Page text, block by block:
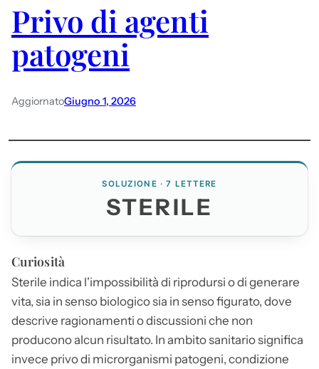
Privo di agenti
patogeni
AggiornatoGiugno 1, 2026
SOLUZIONE · 7 LETTERE
STERILE
Curiosità
Sterile indica l'impossibilità di riprodursi o di generare
vita, sia in senso biologico sia in senso figurato, dove
descrive ragionamenti o discussioni che non
producono alcun risultato. In ambito sanitario significa
invece privo di microrganismi patogeni, condizione